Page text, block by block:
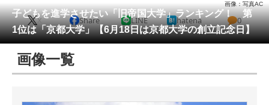
会員記事
メディア
注目記事を集めた総合ページ
子どもを進学させたい「旧帝国大学」ランキング！ 第
1位は「京都大学」【6月18日は京都大学の創立記念日】
画像：写真AC
X Share LINE hatena 0
画像一覧